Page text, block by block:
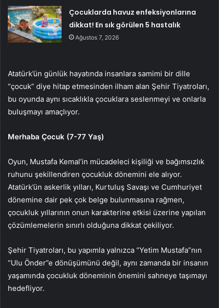
Çocuklarda havuz enfeksiyonlarına
dikkat! En sık görülen 5 hastalık
Ağustos 7, 2026
Atatürk’ün günlük hayatında insanlara samimi bir dille
“çocuk” diye hitap etmesinden ilham alan Şehir Tiyatroları,
bu oyunda aynı sıcaklıkla çocuklara seslenmeyi ve onlarla
buluşmayı amaçlıyor.
Merhaba Çocuk (7-77 Yaş)
Oyun, Mustafa Kemal’in mücadeleci kişiliği ve bağımsızlık
ruhunu şekillendiren çocukluk dönemini ele alıyor.
Atatürk’ün askerlik yılları, Kurtuluş Savaşı ve Cumhuriyet
dönemine dair pek çok belge bulunmasına rağmen,
çocukluk yıllarının onun karakterine etkisi üzerine yapılan
çözümlemelerin sınırlı olduğuna dikkat çekiliyor.
Şehir Tiyatroları, bu yapımla yalnızca “Yetim Mustafa”nın
“Ulu Önder”e dönüşümünü değil, aynı zamanda bir insanın
yaşamında çocukluk döneminin önemini sahneye taşımayı
hedefliyor.